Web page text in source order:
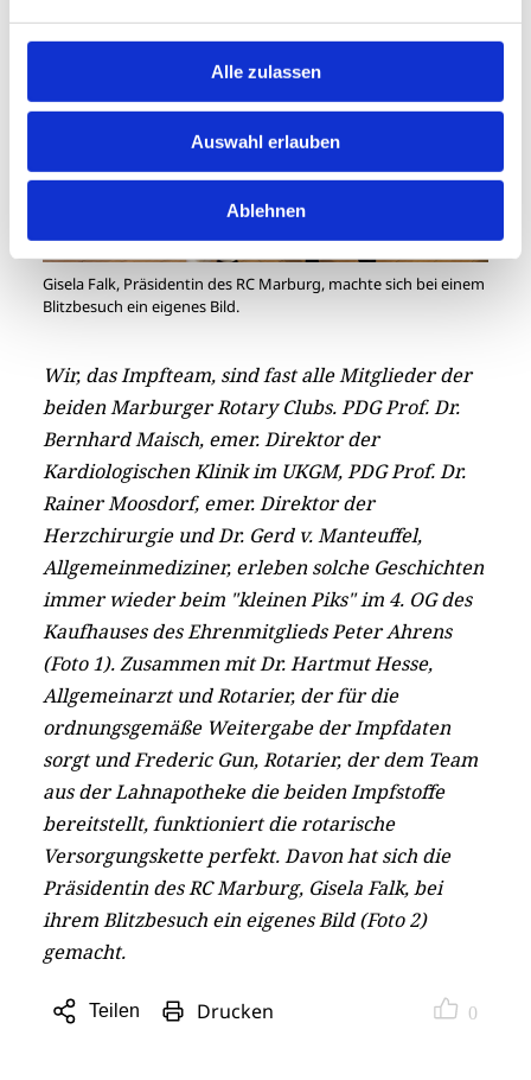
Alle zulassen
Auswahl erlauben
Ablehnen
Gisela Falk, Präsidentin des RC Marburg, machte sich bei einem
Blitzbesuch ein eigenes Bild.
Wir, das Impfteam, sind fast alle Mitglieder der
beiden Marburger Rotary Clubs. PDG Prof. Dr.
Bernhard Maisch, emer. Direktor der
Kardiologischen Klinik im UKGM, PDG Prof. Dr.
Rainer Moosdorf, emer. Direktor der
Herzchirurgie und Dr. Gerd v. Manteuffel,
Allgemeinmediziner, erleben solche Geschichten
immer wieder beim "kleinen Piks" im 4. OG des
Kaufhauses des Ehrenmitglieds Peter Ahrens
(Foto 1). Zusammen mit Dr. Hartmut Hesse,
Allgemeinarzt und Rotarier, der für die
ordnungsgemäße Weitergabe der Impfdaten
sorgt und Frederic Gun, Rotarier, der dem Team
aus der Lahnapotheke die beiden Impfstoffe
bereitstellt, funktioniert die rotarische
Versorgungskette perfekt. Davon hat sich die
Präsidentin des RC Marburg, Gisela Falk, bei
ihrem Blitzbesuch ein eigenes Bild (Foto 2)
gemacht.
Teilen
Sharing
Drucken 0